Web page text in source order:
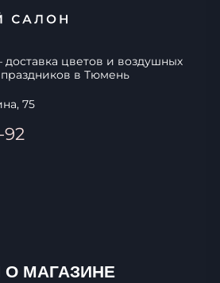
доставка цветов и воздушных
в Тюмень
75
92
МАГАЗИНЕ